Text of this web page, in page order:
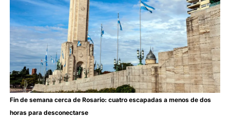
Fin de semana cerca de Rosario: cuatro escapadas a menos de dos
horas para desconectarse